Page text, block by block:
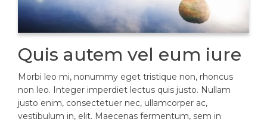
Quis autem vel eum iure
Morbi leo mi, nonummy eget tristique non, rhoncus
non leo. Integer imperdiet lectus quis justo. Nullam
justo enim, consectetuer nec, ullamcorper ac,
vestibulum in, elit. Maecenas fermentum, sem in